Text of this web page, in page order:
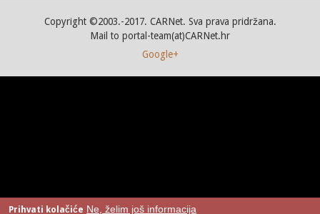
Copyright ©2003.-2017. CARNet. Sva prava pridržana.
Mail to portal-team(at)CARNet.hr
Google+
Prihvati kolačiće Ne, želim još informacija